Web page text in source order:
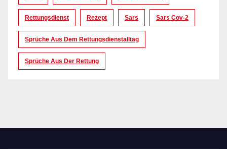
Rettungsdienst Rezept Sars Sars Cov-2
Sprüche Aus Dem Rettungsdienstalltag
Sprüche Aus Der Rettung